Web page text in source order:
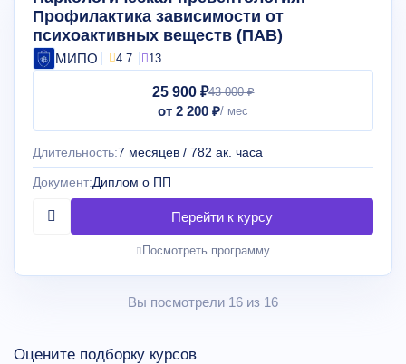
Профилактика зависимости от
психоактивных веществ (ПАВ)
МИПО 4.7 13
25 900 ₽43 000 ₽
от 2 200 ₽
Длительность:7 месяцев / 782 ак. часа
Документ:Диплом о ПП
Посмотреть программу
Вы посмотрели 16 из 16
Оцените подборку курсов